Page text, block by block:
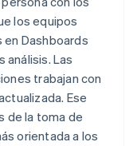
los equipos
Dashboards
Las
trabajan con
Ese
de la toma de
orientada a los